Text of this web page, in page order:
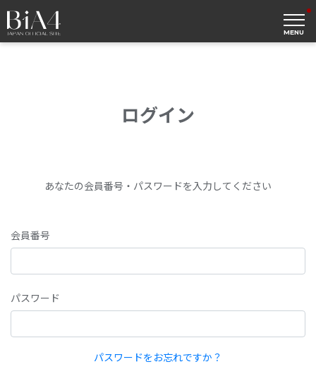
MENU
ログイン
あなたの会員番号・パスワードを入力してください
会員番号
パスワード
パスワードをお忘れですか？